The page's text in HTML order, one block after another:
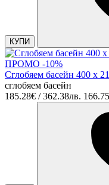
КУПИ
ПРОМО -10%
Сглобяем басейн 400 х
сглобяем басейн
185.28€ / 362.38лв.